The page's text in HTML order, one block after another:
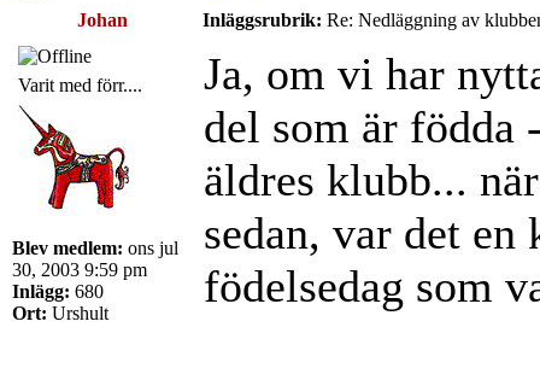
Johan
Inläggsrubrik: Re: Nedläggning av
Varit med förr....
Blev medlem: ons jul
30, 2003 9:59 pm
Inlägg: 680
Ort: Urshult
Ja, om vi har
del som är födda
äldres klubb...
sedan, var det
födelsedag som